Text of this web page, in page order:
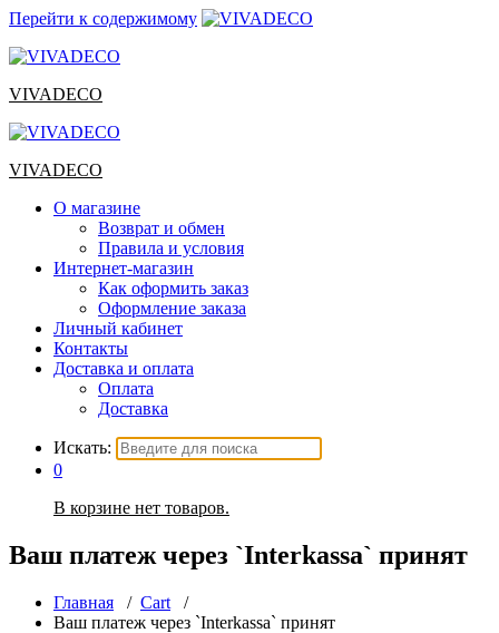
Перейти к содержимому
VIVADECO
VIVADECO
О магазине
Возврат и обмен
Правила и условия
Интернет-магазин
Как оформить заказ
Оформление заказа
Личный кабинет
Контакты
Доставка и оплата
Оплата
Доставка
Искать:
0
В корзине нет товаров.
Ваш платеж через `Interkassa` принят
Главная / Cart /
Ваш платеж через `Interkassa` принят